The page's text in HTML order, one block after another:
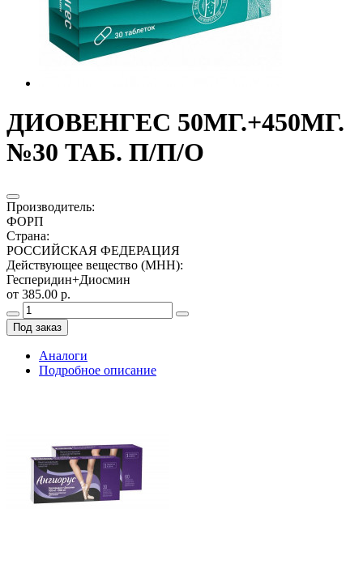
ДИОВЕНГЕС 50МГ.+450МГ.
№30 ТАБ. П/П/О
Производитель:
ФОРП
Страна:
РОССИЙСКАЯ ФЕДЕРАЦИЯ
Действующее вещество (МНН):
Гесперидин+Диосмин
от 385.00 р.
Под заказ
Аналоги
Подробное описание